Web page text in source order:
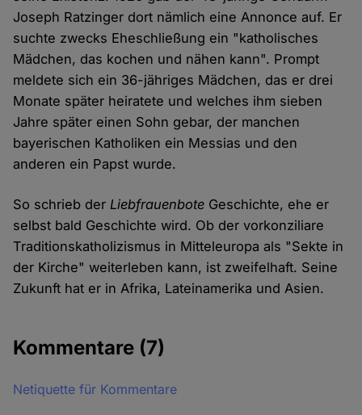
Joseph Ratzinger dort nämlich eine Annonce auf. Er
suchte zwecks Eheschließung ein "katholisches
Mädchen, das kochen und nähen kann". Prompt
meldete sich ein 36-jähriges Mädchen, das er drei
Monate später heiratete und welches ihm sieben
Jahre später einen Sohn gebar, der manchen
bayerischen Katholiken ein Messias und den
anderen ein Papst wurde.
So schrieb derLiebfrauenbote Geschichte, ehe er
selbst bald Geschichte wird. Ob der vorkonziliare
Traditionskatholizismus in Mitteleuropa als "Sekte in
der Kirche" weiterleben kann, ist zweifelhaft. Seine
Zukunft hat er in Afrika, Lateinamerika und Asien.
Kommentare (7)
Netiquette für Kommentare